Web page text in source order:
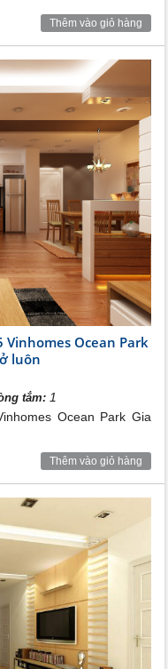
Thêm vào giỏ hàng
Ocean Park
luôn
tắm: 1
Ocean Park Gia
Thêm vào giỏ hàng